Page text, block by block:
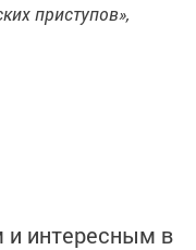
приступов»,
интересным в